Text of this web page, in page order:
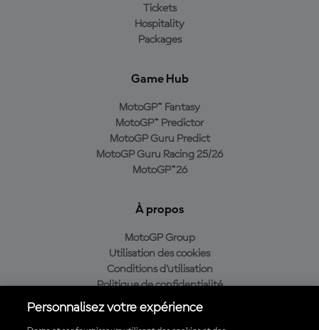
Tickets
Hospitality
Packages
Game Hub
MotoGP™ Fantasy
MotoGP™ Predictor
MotoGP Guru Predict
MotoGP Guru Racing 25/26
MotoGP™26
À propos
MotoGP Group
Utilisation des cookies
Conditions d'utilisation
Politique de confidentialité
Politique d’achat
Personnalisez votre expérience